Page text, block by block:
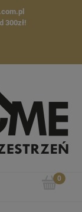
300zł!